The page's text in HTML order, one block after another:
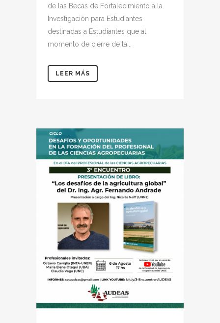
de las Becas de Fortalecimiento a la
Investigación para Estudiantes
destinadas a Estudiantes que al
momento de cierre de la...
LEER MÁS